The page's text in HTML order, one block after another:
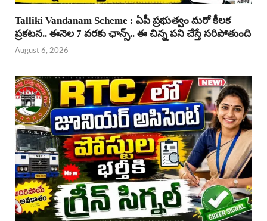
Talliki Vandanam Scheme : ఏపీ ప్రభుత్వం మరో కీలక
ప్రకటన.. ఈనెల 7 వరకు ఛాన్స్.. ఈ చిన్న పని చేస్తే సరిపోతుంది
August 6, 2026